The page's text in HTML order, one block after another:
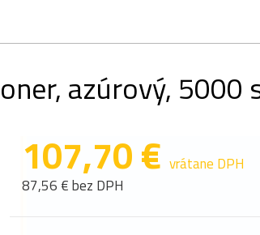
azúrový, 5000
107,70 € vrátane DPH
87,56 € bez DPH